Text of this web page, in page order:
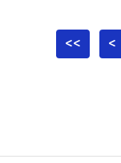
<< <